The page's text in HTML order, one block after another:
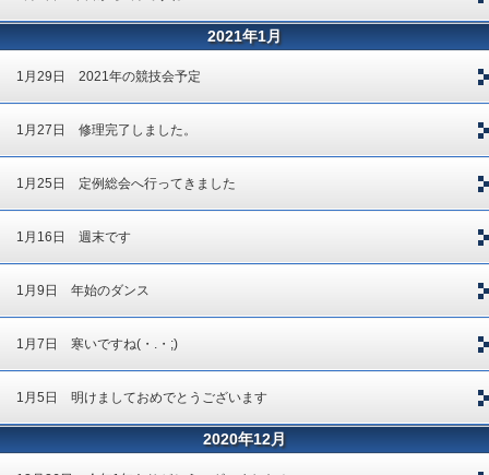
2021年1月
1月29日 2021年の競技会予定
1月27日 修理完了しました。
1月25日 定例総会へ行ってきました
1月16日 週末です
1月9日 年始のダンス
1月7日 寒いですね(・.・;)
1月5日 明けましておめでとうございます
2020年12月